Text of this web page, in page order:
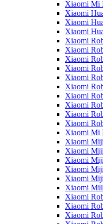
Xiaomi Mi
Xiaomi
Xiaomi
Xiaomi
Xiaomi
Xiaomi
Xiaomi
Xiaomi
Xiaomi
Xiaomi
Xiaomi
Xiaomi
Xiaomi
Xiaomi
Xiaomi Mi
Xiaomi
Xiaomi
Xiaomi
Xiaomi
Xiaomi
Xiaomi
Xiaomi
Xiaomi
Xiaomi